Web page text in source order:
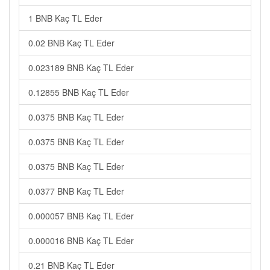
1 BNB Kaç TL Eder
0.02 BNB Kaç TL Eder
0.023189 BNB Kaç TL Eder
0.12855 BNB Kaç TL Eder
0.0375 BNB Kaç TL Eder
0.0375 BNB Kaç TL Eder
0.0375 BNB Kaç TL Eder
0.0377 BNB Kaç TL Eder
0.000057 BNB Kaç TL Eder
0.000016 BNB Kaç TL Eder
0.21 BNB Kaç TL Eder